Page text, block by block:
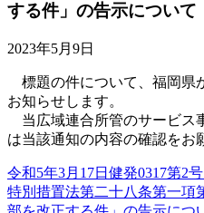
する件」の告示について
2023年5月9日
標題の件について、福岡県
お知らせします。
当広域連合所管のサービス
は当該通知の内容の確認をお
令和5年3月17日健発0317第2
特別措置法第二十八条第一項